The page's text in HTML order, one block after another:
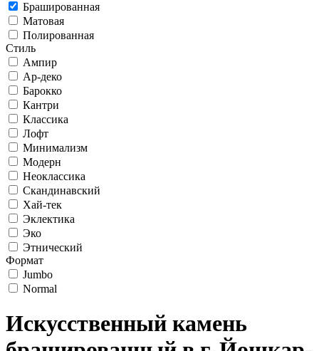
Брашированная
Матовая
Полированная
Стиль
Ампир
Ар-деко
Барокко
Кантри
Классика
Лофт
Минимализм
Модерн
Неоклассика
Скандинавский
Хай-тек
Эклектика
Эко
Этнический
Формат
Jumbo
Normal
Искусственный камень